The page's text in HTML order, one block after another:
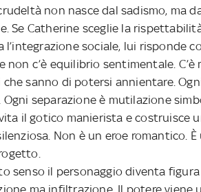
non nasce dal sadismo, ma
Se Catherine sceglie la
l’integrazione sociale, lui risponde
non c’è equilibrio sentimentale.
sanno di potersi annientare.
Ogni separazione è mutilazione
il gotico manierista e costruisce
Non è un eroe romantico.
senso il personaggio diventa
ma infiltrazione. Il potere viene